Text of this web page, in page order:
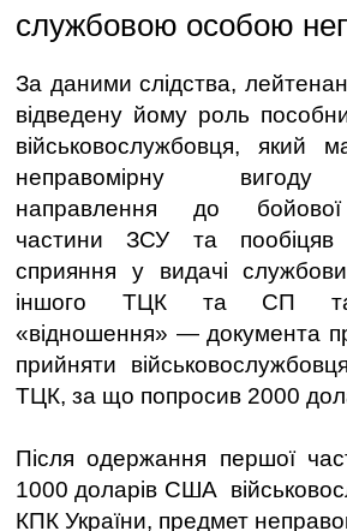
службовою особою
За даними слідства,
відведену йому роль
військовослужбовця, який
неправомірну вигоду
направлення до бойової
частини ЗСУ та пообіцяв
сприяння у видачі
іншого ТЦК та СП
«відношення» — документа
прийняти
ТЦК, за що попросив 2000
Після одержання першої
1000 доларів США
КПК України, предмет